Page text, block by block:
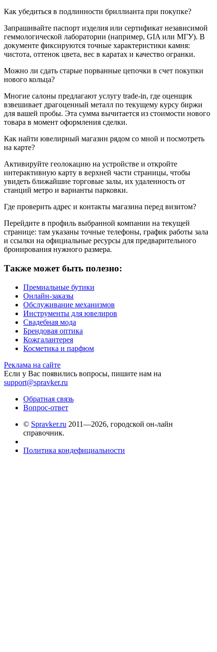
Как убедиться в подлинности бриллианта при покупке?
Запрашивайте паспорт изделия или сертификат независимой
геммологической лаборатории (например, GIA или МГУ). В
документе фиксируются точные характеристики камня:
чистота, оттенок цвета, вес в каратах и качество огранки.
Можно ли сдать старые порванные цепочки в счет покупки
нового кольца?
Многие салоны предлагают услугу trade-in, где оценщик
взвешивает драгоценный металл по текущему курсу биржи
для вашей пробы. Эта сумма вычитается из стоимости нового
товара в момент оформления сделки.
Как найти ювелирный магазин рядом со мной и посмотреть
на карте?
Активируйте геолокацию на устройстве и откройте
интерактивную карту в верхней части страницы, чтобы
увидеть ближайшие торговые залы, их удаленность от
станций метро и варианты парковки.
Где проверить адрес и контакты магазина перед визитом?
Перейдите в профиль выбранной компании на текущей
странице: там указаны точные телефоны, график работы зала
и ссылки на официальные ресурсы для предварительного
бронирования нужного размера.
Также может быть полезно:
Премиальные бутики
Онлайн-заказы
Обслуживание механизмов
Инструменты для ювелиров
Свадебная мода
Брендовая оптика
Кожгалантерея
Косметика и парфюм
Реклама на сайте
Если у Вас появились вопросы, пишите нам на
support@spravker.ru
Обратная связь
Вопрос-ответ
© Spravker.ru 2011—2026, городской он-лайн
справочник.
Политика кондефициальности